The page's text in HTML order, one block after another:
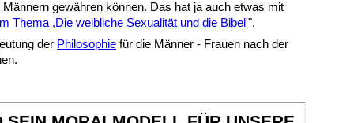
gewähren können. Das hat ja auch etwas mit
Thema ,Die weibliche Sexualität und die Bibel'".
der Philosophie für die Männer - Frauen nach der